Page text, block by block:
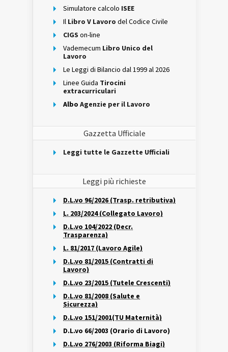
Simulatore calcolo ISEE
Il Libro V Lavoro del Codice Civile
CIGS on-line
Vademecum Libro Unico del
Lavoro
Le Leggi di Bilancio dal 1999 al 2026
Linee Guida Tirocini
extracurriculari
Albo Agenzie per il Lavoro
Gazzetta Ufficiale
Leggi tutte le Gazzette Ufficiali
Leggi più richieste
D.L.vo 96/2026 (Trasp. retributiva)
L. 203/2024 (Collegato Lavoro)
D.L.vo 104/2022 (Decr.
Trasparenza)
L. 81/2017 (Lavoro Agile)
D.L.vo 81/2015 (Contratti di
Lavoro)
D.L.vo 23/2015 (Tutele Crescenti)
D.L.vo 81/2008 (Salute e
Sicurezza)
D.L.vo 151/2001(TU Maternità)
D.L.vo 66/2003 (Orario di Lavoro)
D.L.vo 276/2003 (Riforma Biagi)